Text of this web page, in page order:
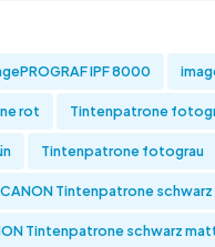
IPF 8000
rot Tintenpatrone
Tintenpatrone fotograu
CANON Tintenpatrone schwarz
Tintenpatrone schwarz